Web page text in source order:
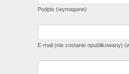
Podpis (wymagane)
E-mail (nie zostanie opublikowany)